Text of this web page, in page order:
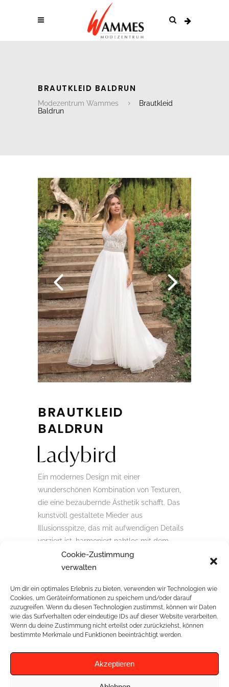
Cookie-Zustimmung
verwalten
Um dir ein optimales Erlebnis zu bieten, verwenden wir Technologien wie
Cookies, um Geräteinformationen zu speichern und/oder darauf
zuzugreifen. Wenn du diesen Technologien zustimmst, können wir Daten
wie das Surfverhalten oder eindeutige IDs auf dieser Website verarbeiten.
Wenn du deine Zustimmung nicht erteilst oder zurückziehst, können
bestimmte Merkmale und Funktionen beeinträchtigt werden.
Akzeptieren
BRAUTKLEID BALDRUN
Modezentrum Wammes
Brautkleid
Baldrun
BRAUTKLEID
BALDRUN
Ein modernes Design mit einer
wunderschönen Kombination von Texturen,
die eine bezaubernde Ästhetik schafft. Das
kunstvoll gestaltete Mieder aus
Illusionsspitze, das mit aufwendigen Details
verziert ist, harmoniert nahtlos mit dem
anmutig fließenden Chiffon-Rock. Ein
perfektes Zusammenspiel von modernem
RELATED PROJECTS